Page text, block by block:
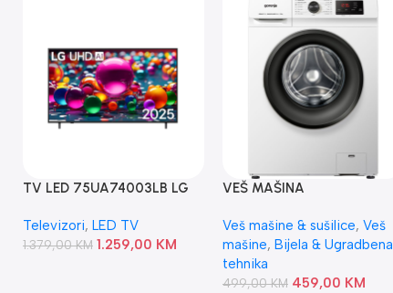
TV LED 75UA74003LB LG
Televizori, LED TV
1.379,00KM 1.259,00 KM
VEŠ MAŠINA
Veš mašine & sušilice, Veš
mašine, Bijela & Ugradbena
tehnika
499,00KM 459,00 KM